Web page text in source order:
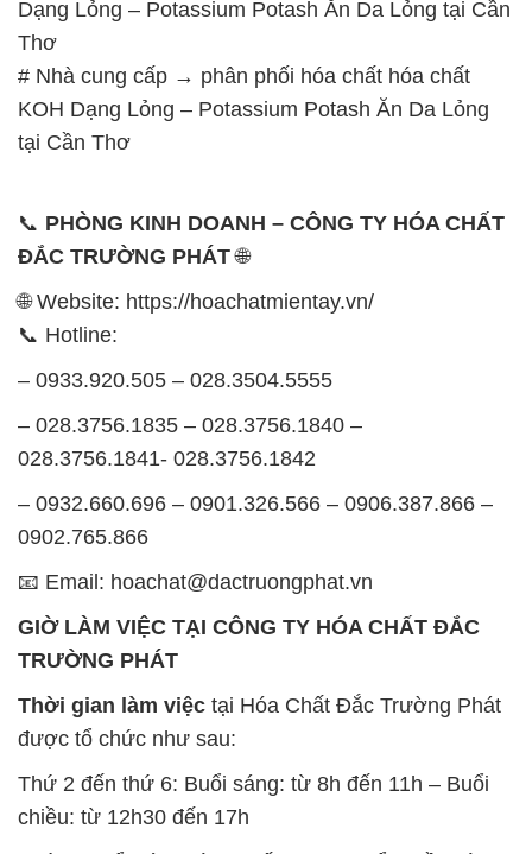
Dạng Lỏng – Potassium Potash Ăn Da Lỏng tại Cần
Thơ
# Nhà cung cấp → phân phối hóa chất hóa chất
KOH Dạng Lỏng – Potassium Potash Ăn Da Lỏng
tại Cần Thơ
📞 PHÒNG KINH DOANH – CÔNG TY HÓA CHẤT
ĐẮC TRƯỜNG PHÁT🌐
🌐 Website: https://hoachatmientay.vn/
📞 Hotline:
– 0933.920.505 – 028.3504.5555
– 028.3756.1835 – 028.3756.1840 –
028.3756.1841- 028.3756.1842
– 0932.660.696 – 0901.326.566 – 0906.387.866 –
0902.765.866
📧 Email: hoachat@dactruongphat.vn
GIỜ LÀM VIỆC TẠI CÔNG TY HÓA CHẤT ĐẮC
TRƯỜNG PHÁT
Thời gian làm việc tại Hóa Chất Đắc Trường Phát
được tổ chức như sau:
Thứ 2 đến thứ 6: Buổi sáng: từ 8h đến 11h – Buổi
chiều: từ 12h30 đến 17h